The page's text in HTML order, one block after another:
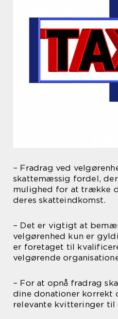
– Fradrag ved
skattemæssig fordel,
mulighed for at trække
deres skatteindkomst.
– Det er vigtigt at
velgørenhed kun er
er foretaget til
velgørende
– For at opnå fradrag
dine donationer korrekt
relevante kvitteringer til